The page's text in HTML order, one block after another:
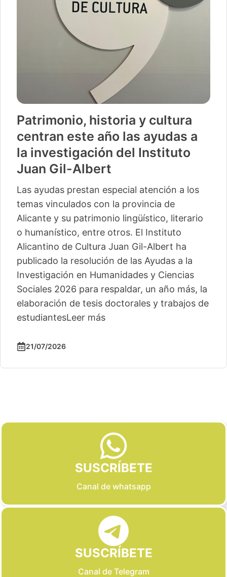
Patrimonio, historia y cultura
centran este año las ayudas a
la investigación del Instituto
Juan Gil-Albert
Las ayudas prestan especial atención a los
temas vinculados con la provincia de
Alicante y su patrimonio lingüístico, literario
o humanístico, entre otros. El Instituto
Alicantino de Cultura Juan Gil-Albert ha
publicado la resolución de las Ayudas a la
Investigación en Humanidades y Ciencias
Sociales 2026 para respaldar, un año más, la
elaboración de tesis doctorales y trabajos de
estudiantesLeer más
21/07/2026
SUSCRÍBETE
Canal de whatsapp
SUSCRÍBETE
Canal de Telegram